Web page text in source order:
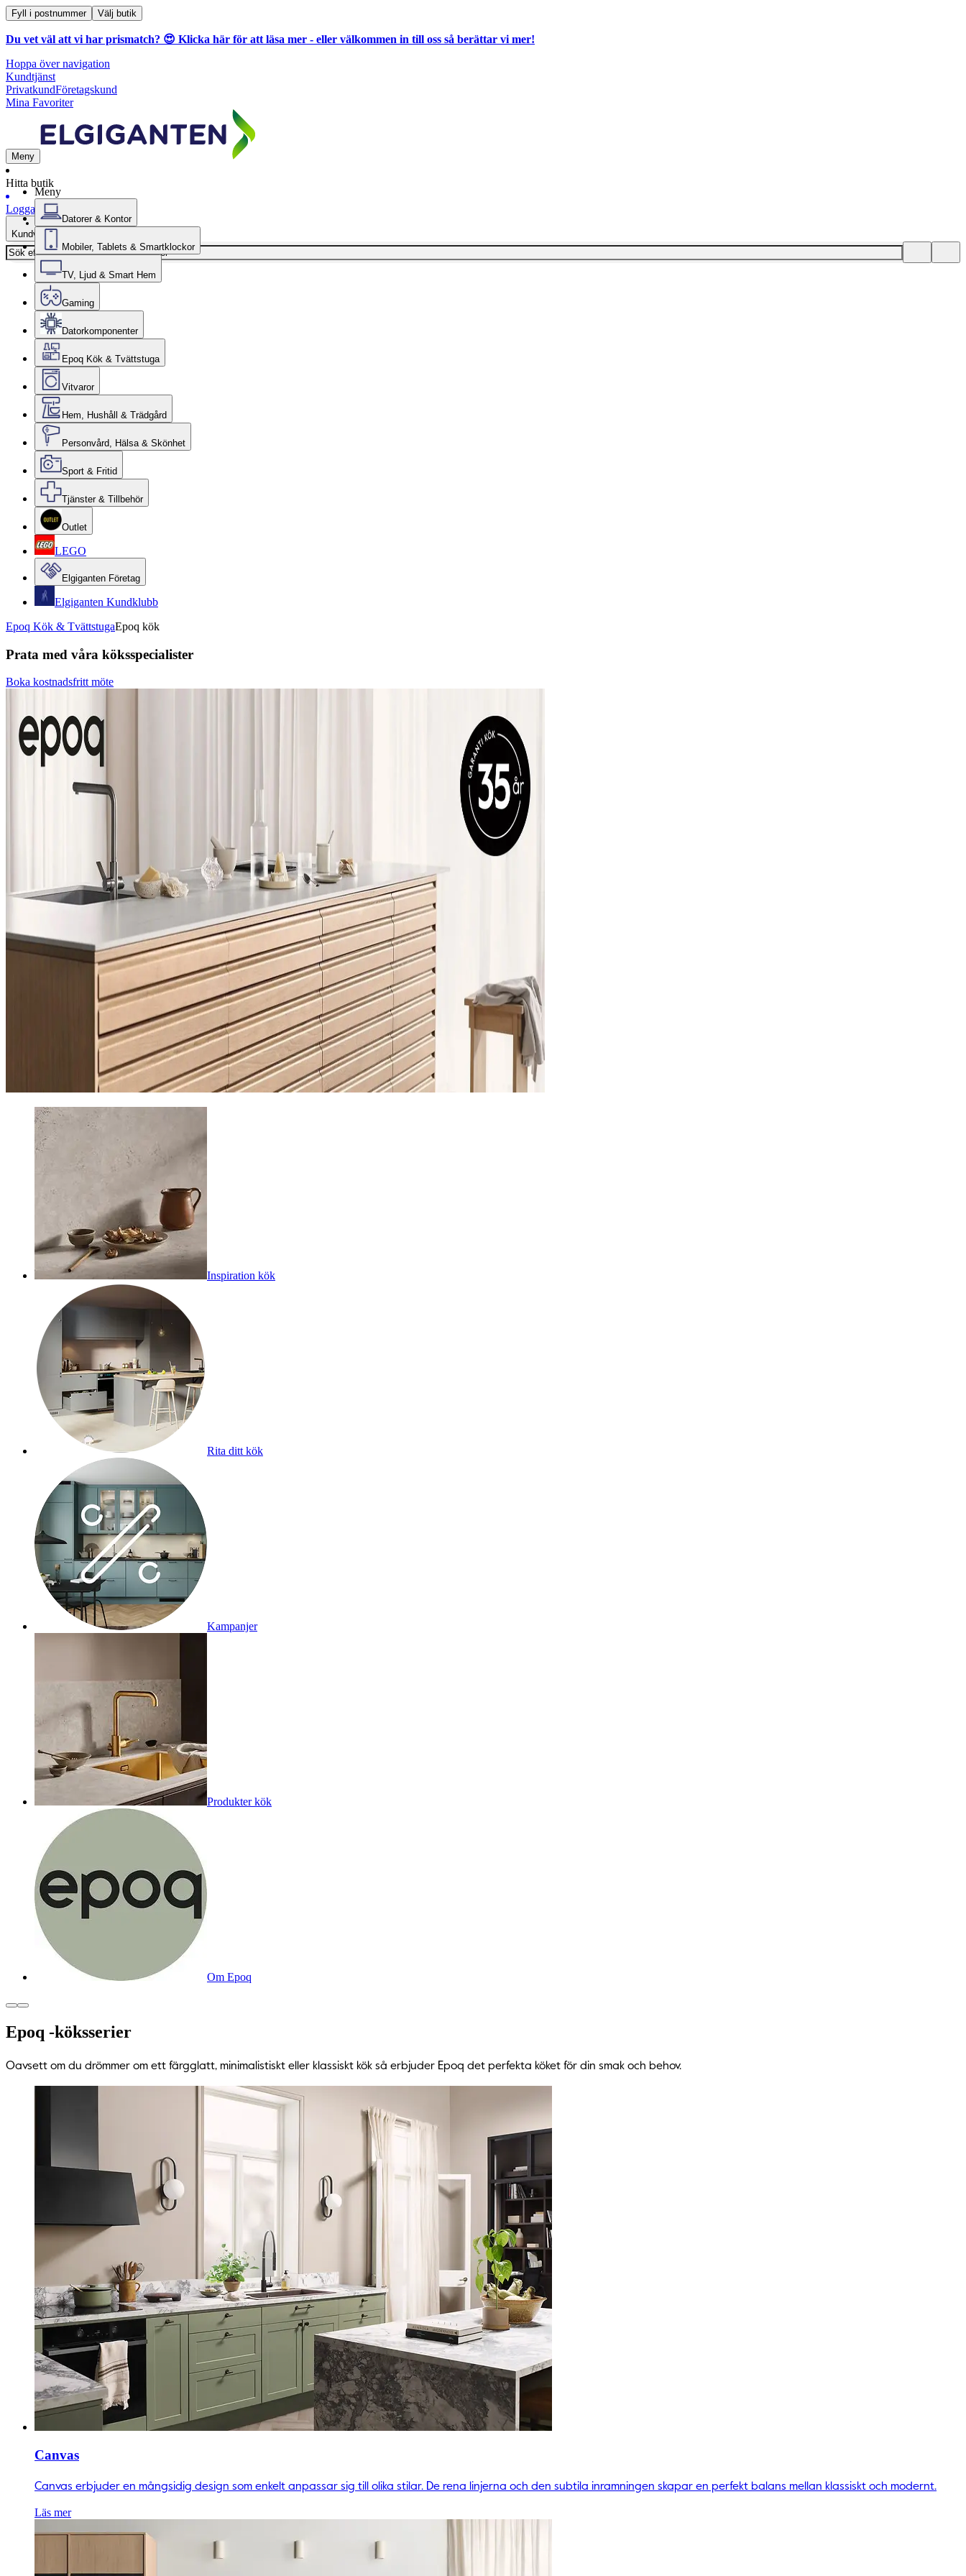
Fyll i postnummer Välj butik
Du vet väl att vi har prismatch? 😍 Klicka här för att läsa mer - eller välkommen in till oss så berättar vi mer!
Hoppa över navigation
Kundtjänst
PrivatkundFöretagskund
Mina Favoriter
Meny
Hitta butik
Logga in
Kundvagn
Meny
Datorer & Kontor
Mobiler, Tablets & Smartklockor
TV, Ljud & Smart Hem
Gaming
Datorkomponenter
Epoq Kök & Tvättstuga
Vitvaror
Hem, Hushåll & Trädgård
Personvård, Hälsa & Skönhet
Sport & Fritid
Tjänster & Tillbehör
Outlet
LEGO
Elgiganten Företag
Elgiganten Kundklubb
Epoq Kök & TvättstugaEpoq kök
Prata med våra köksspecialister
Boka kostnadsfritt möte
Inspiration kök
Rita ditt kök
Kampanjer
Produkter kök
Om Epoq
Epoq -köksserier
Oavsett om du drömmer om ett färgglatt, minimalistiskt eller klassiskt kök så erbjuder Epoq det perfekta köket för din smak och behov.
Canvas
Canvas erbjuder en mångsidig design som enkelt anpassar sig till olika stilar. De rena linjerna och den subtila inramningen skapar en perfekt balans mellan klassiskt och modernt.
Läs mer